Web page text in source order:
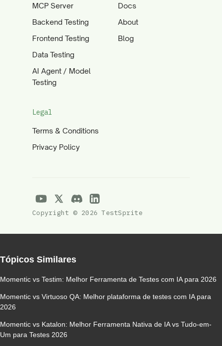
MCP Server
Backend Testing
Frontend Testing
Data Testing
AI Agent / Model
Testing
Docs
About
Blog
Legal
Terms & Conditions
Privacy Policy
Copyright © 2026 TestSprite
Tópicos Similares
Momentic vs Testim: Melhor Ferramenta de Testes com IA para 2026
Momentic vs Virtuoso QA: Melhor plataforma de testes com IA para
2026
Momentic vs Katalon: Melhor Ferramenta Nativa de IA vs Tudo-em-
Um para Testes 2026